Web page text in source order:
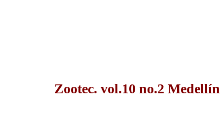
Zootec. vol.10 no.2